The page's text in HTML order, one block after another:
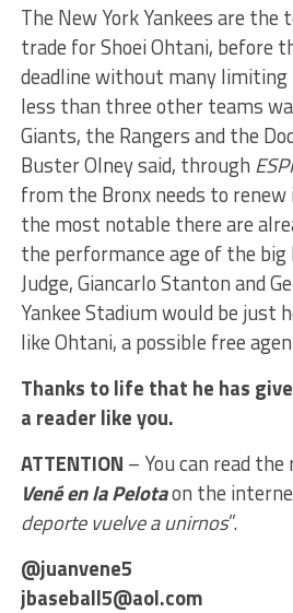
The New York Yankees are
trade for Shoei Ohtani, before
deadline without many limiting
less than three other teams
Giants, the Rangers and the
Buster Olney said, through
from the Bronx needs to
the most notable there are
the performance age of the big
Judge, Giancarlo Stanton and
Yankee Stadium would be just
like Ohtani, a possible free
Thanks to life that he has
a reader like you.
ATTENTION – You can read
Vené en la Pelotaon the
deporte vuelve a unirnos”.
@juanvene5
jbaseball5@aol.com